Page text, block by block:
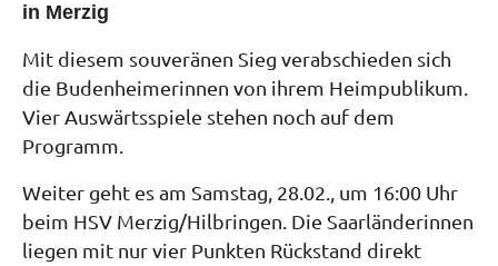
in Merzig
Mit diesem souveränen Sieg verabschieden sich
die Budenheimerinnen von ihrem Heimpublikum.
Vier Auswärtsspiele stehen noch auf dem
Programm.
Weiter geht es am Samstag, 28.02., um 16:00 Uhr
beim HSV Merzig/Hilbringen. Die Saarländerinnen
liegen mit nur vier Punkten Rückstand direkt